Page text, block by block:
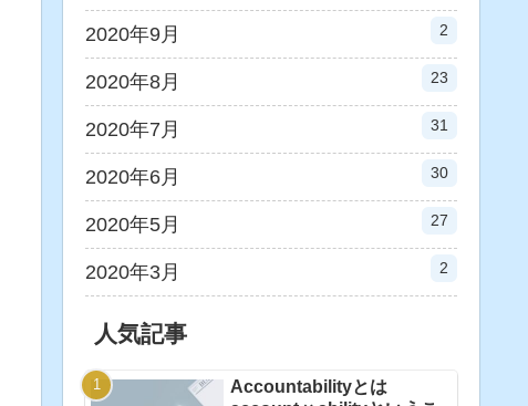
2020年9月 2
2020年8月 23
2020年7月 31
2020年6月 30
2020年5月 27
2020年3月 2
人気記事
Accountabilityとは